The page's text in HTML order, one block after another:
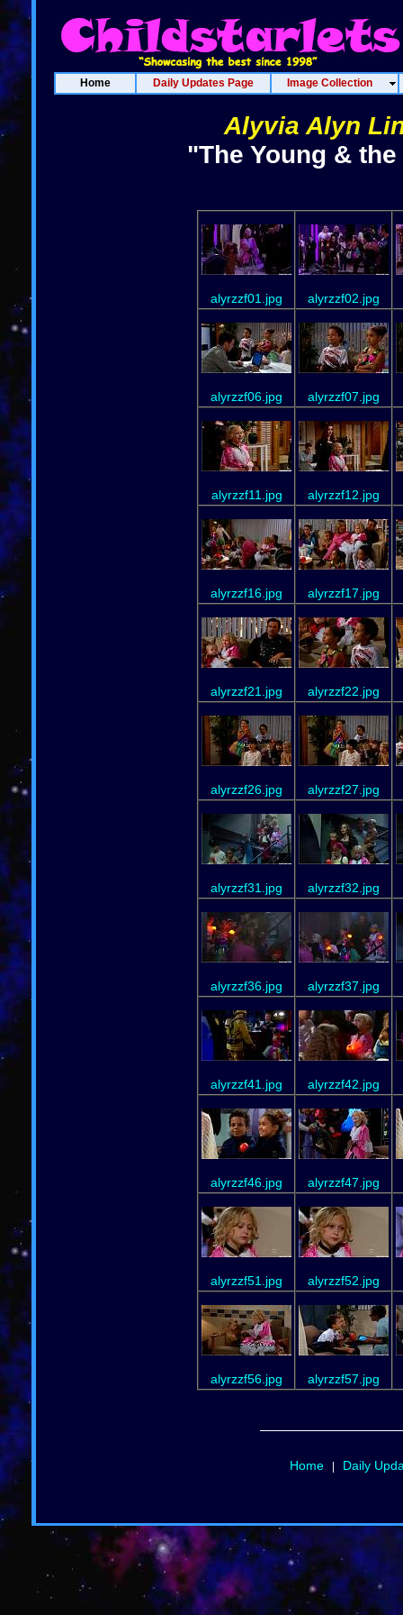
Home Daily Updates Page Image Collection
Alyvia Alyn
"The Young &
alyrzzf01.jpg alyrzzf02.jpg
alyrzzf06.jpg alyrzzf07.jpg
alyrzzf11.jpg alyrzzf12.jpg
alyrzzf16.jpg alyrzzf17.jpg
alyrzzf21.jpg alyrzzf22.jpg
alyrzzf26.jpg alyrzzf27.jpg
alyrzzf31.jpg alyrzzf32.jpg
alyrzzf36.jpg alyrzzf37.jpg
alyrzzf41.jpg alyrzzf42.jpg
alyrzzf46.jpg alyrzzf47.jpg
alyrzzf51.jpg alyrzzf52.jpg
alyrzzf56.jpg alyrzzf57.jpg
Home| Daily